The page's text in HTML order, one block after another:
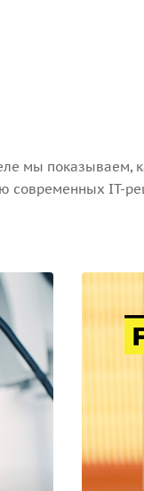
мы показываем,
современных IT-